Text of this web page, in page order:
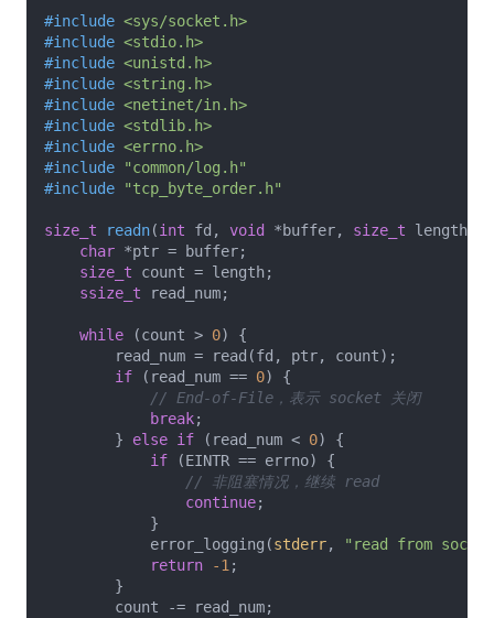
#include <sys/socket.h>
#include <stdio.h>
#include <unistd.h>
#include <string.h>
#include <netinet/in.h>
#include <stdlib.h>
#include <errno.h>
#include
"common/log.h"
#include "tcp_byte_order.h"
size_t readn(int fd, void *buffer, size_t length)
char *ptr = buffer;
size_t count = length;
ssize_t read_num;
while (count > 0) {
        read_num = read(fd, ptr, count);
if (read_num == 0) {
// End-of-File，表示 socket 关闭
break;
        }
else if (read_num < 0) {
if (EINTR == errno) {
// 非阻塞情况，继续 read
continue;
            }
            error_logging(
stderr,
"read from
return
-1;
        }
        count -= read_num;